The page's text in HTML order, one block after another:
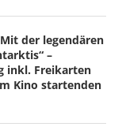
der legendären
–
inkl. Freikarten
Kino startenden